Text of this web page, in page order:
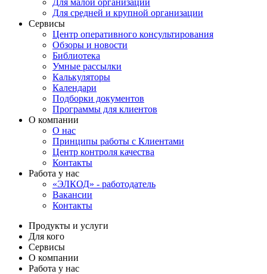
Для малой организации
Для средней и крупной организации
Сервисы
Центр оперативного консультирования
Обзоры и новости
Библиотека
Умные рассылки
Калькуляторы
Календари
Подборки документов
Программы для клиентов
О компании
О нас
Принципы работы с Клиентами
Центр контроля качества
Контакты
Работа у нас
«ЭЛКОД» - работодатель
Вакансии
Контакты
Продукты и услуги
Для кого
Сервисы
О компании
Работа у нас